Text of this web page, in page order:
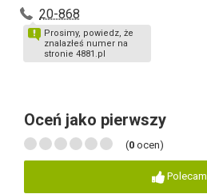
20-868
Prosimy, powiedz, że
znalazłeś numer na
stronie 4881.pl
Oceń jako pierwszy
(0 ocen)
Polecam